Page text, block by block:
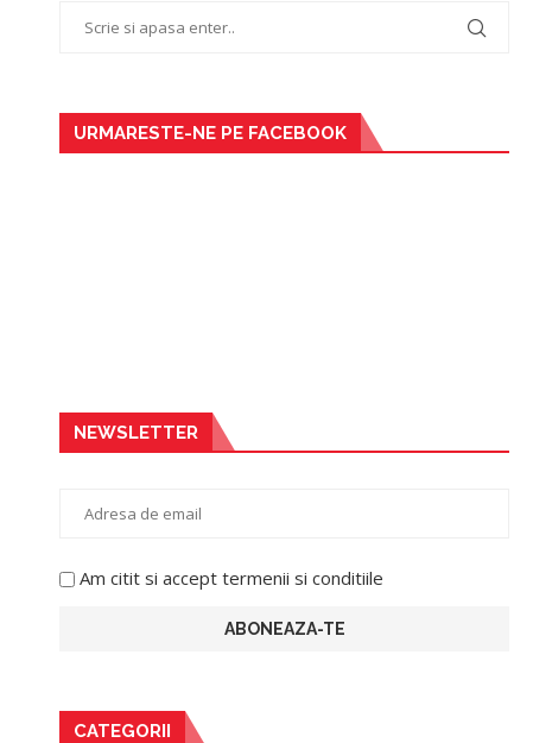
URMARESTE-NE PE FACEBOOK
NEWSLETTER
Am citit si accept termenii si conditiile
CATEGORII